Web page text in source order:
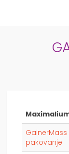
GainerMass
pakovanje